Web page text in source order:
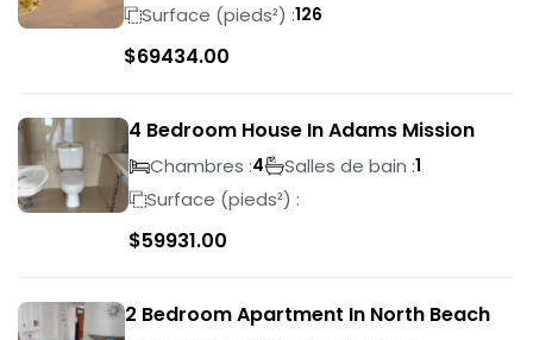
Surface (pieds²) :126
$69434.00
4 Bedroom House In Adams Mission
Chambres :4 Salles de bain :1
Surface (pieds²) :
$59931.00
2 Bedroom Apartment In North Beach